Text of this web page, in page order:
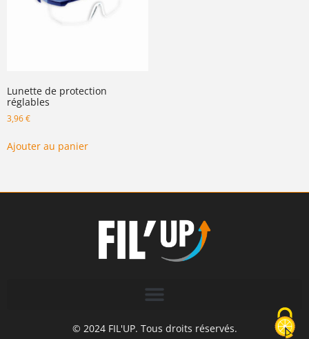
Lunette de protection
réglables
3,96€
Ajouter au panier
© 2024 FIL'UP. Tous droits réservés.